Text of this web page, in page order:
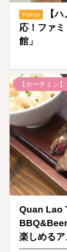
PickUp
【
応！ファ
館」
【ホーチミン
Quan Lao
楽しめるア